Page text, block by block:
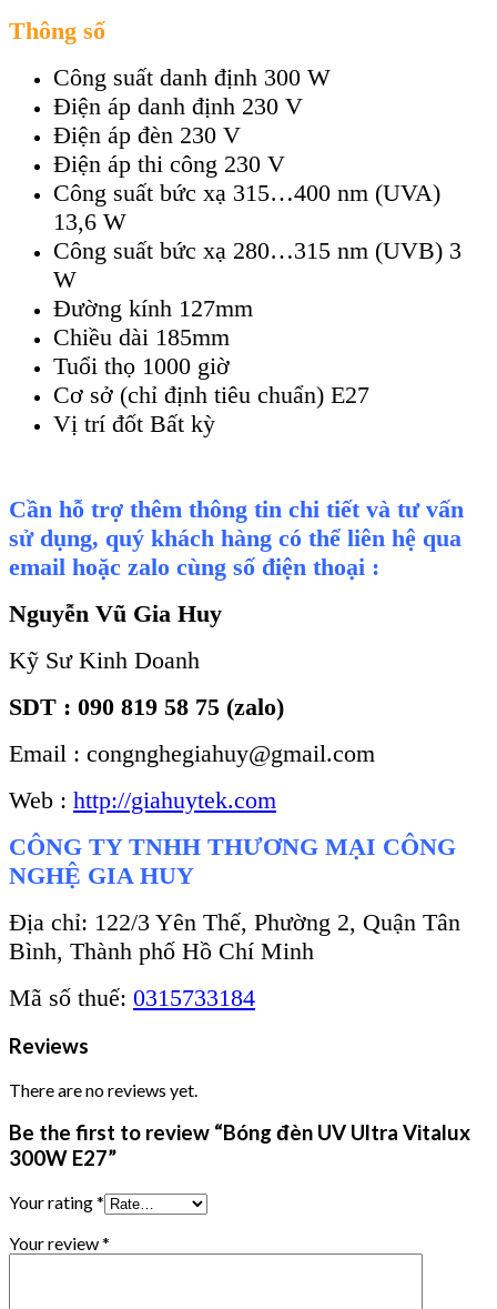
Thông số
Công suất danh định 300 W
Điện áp danh định 230 V
Điện áp đèn 230 V
Điện áp thi công 230 V
Công suất bức xạ 315…400 nm (UVA)
13,6 W
Công suất bức xạ 280…315 nm (UVB) 3
W
Đường kính 127mm
Chiều dài 185mm
Tuổi thọ 1000 giờ
Cơ sở (chỉ định tiêu chuẩn) E27
Vị trí đốt Bất kỳ
Cần hỗ trợ thêm thông tin chi tiết và tư vấn
sử dụng, quý khách hàng có thể liên hệ qua
email hoặc zalo cùng số điện thoại :
Nguyễn Vũ Gia Huy
Kỹ Sư Kinh Doanh
SDT : 090 819 58 75 (zalo)
Email : congnghegiahuy@gmail.com
Web : http://giahuytek.com
CÔNG TY TNHH THƯƠNG MẠI CÔNG
NGHỆ GIA HUY
Địa chỉ: 122/3 Yên Thế, Phường 2, Quận Tân
Bình, Thành phố Hồ Chí Minh
Mã số thuế: 0315733184
Reviews
There are no reviews yet.
Be the first to review “Bóng đèn UV Ultra Vitalux
300W E27”
Your rating*
Your review*